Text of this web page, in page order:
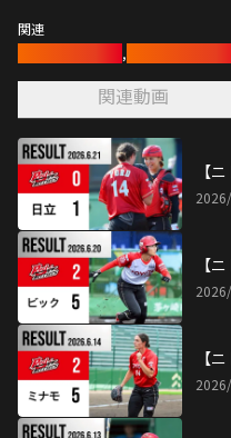
関連
,
関連動画
【
【
【